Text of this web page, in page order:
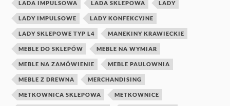
LADA IMPULSOWA LADA SKLEPOWA LADY
LADY IMPULSOWE LADY KONFEKCYJNE
LADY SKLEPOWE TYP L4 MANEKINY KRAWIECKIE
MEBLE DO SKLEPÓW MEBLE NA WYMIAR
MEBLE NA ZAMÓWIENIE MEBLE PAULOWNIA
MEBLE Z DREWNA MERCHANDISING
METKOWNICA SKLEPOWA METKOWNICE